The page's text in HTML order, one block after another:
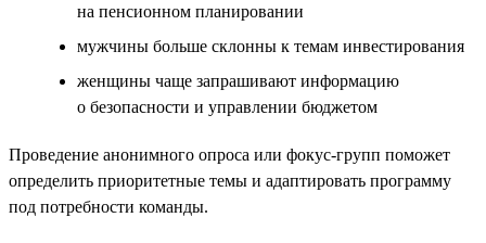
на пенсионном планировании
мужчины больше склонны к темам инвестирования
женщины чаще запрашивают информацию
о безопасности и управлении бюджетом
Проведение анонимного опроса или фокус-групп поможет
определить приоритетные темы и адаптировать программу
под потребности команды.